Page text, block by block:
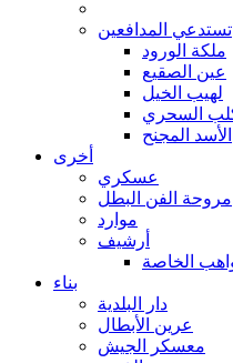
تستدعي المدافعين
ملكة الورود
عين الصقيع
لهيب الخيل
السحري
الأسد المجنح
أخرى
عسكري
مروحة الفن البطل
موارد
أرشيف
الخاصة
بناء
دار البلدية
عرين الأبطال
معسكر الجيش